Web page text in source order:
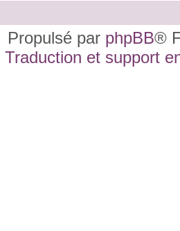
Propulsé par phpBB®
Traduction et support